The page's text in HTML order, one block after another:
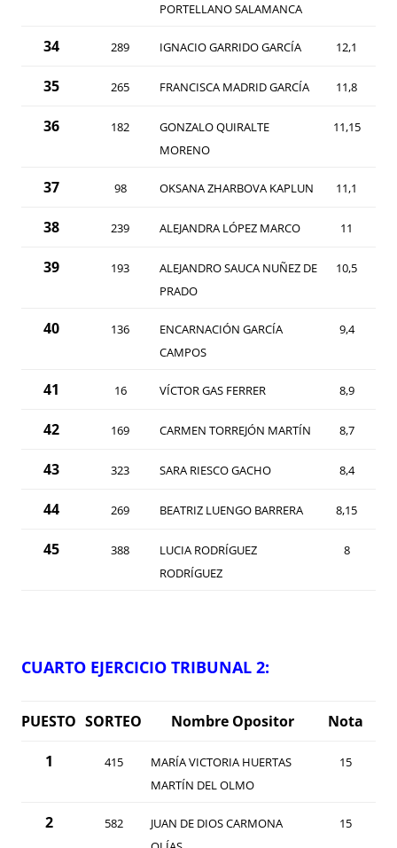
PORTELLANO SALAMANCA
34 289 IGNACIO GARRIDO GARCÍA 12,1
35 265 FRANCISCA MADRID GARCÍA 11,8
36 182
GONZALO QUIRALTE
MORENO
11,15
37 98 OKSANA ZHARBOVA KAPLUN 11,1
38 239 ALEJANDRA LÓPEZ MARCO 11
39 193
ALEJANDRO SAUCA NUÑEZ DE
PRADO
10,5
40 136
ENCARNACIÓN GARCÍA
CAMPOS
9,4
41 16 VÍCTOR GAS FERRER 8,9
42 169 CARMEN TORREJÓN MARTÍN 8,7
43 323 SARA RIESCO GACHO 8,4
44 269 BEATRIZ LUENGO BARRERA 8,15
45 388
LUCIA RODRÍGUEZ
RODRÍGUEZ
8
CUARTO EJERCICIO TRIBUNAL 2:
PUESTO SORTEO Nombre Opositor Nota
1 415
MARÍA VICTORIA HUERTAS
MARTÍN DEL OLMO
15
2 582
JUAN DE DIOS CARMONA
15